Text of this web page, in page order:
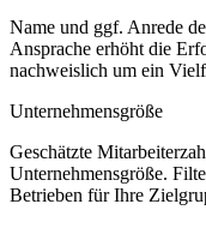
Name und ggf. Anrede
Ansprache erhöht die
nachweislich um ein
Unternehmensgröße
Geschätzte
Unternehmensgröße.
Betrieben für Ihre